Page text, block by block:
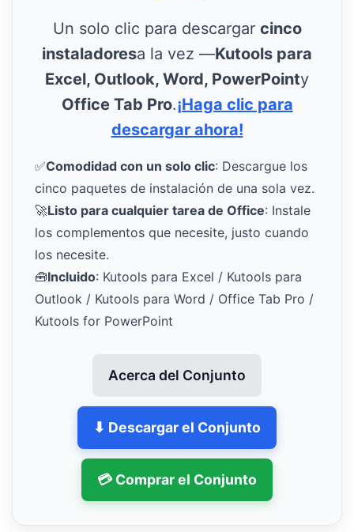
Un solo clic para descargar cinco
instaladoresa la vez —Kutools para
Excel, Outlook, Word, PowerPointy
Office Tab Pro.¡Haga clic para
descargar ahora!
✅Comodidad con un solo clic: Descargue los
cinco paquetes de instalación de una sola vez.
🚀Listo para cualquier tarea de Office: Instale
los complementos que necesite, justo cuando
los necesite.
🧰Incluido: Kutools para Excel / Kutools para
Outlook / Kutools para Word / Office Tab Pro /
Kutools for PowerPoint
Acerca del Conjunto
⬇ Descargar el Conjunto
💳 Comprar el Conjunto